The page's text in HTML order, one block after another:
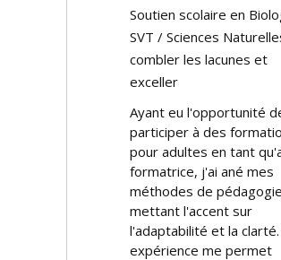
Soutien scolaire en
SVT / Sciences
combler les lacunes et
exceller
Ayant eu l'opportunité
participer à des
pour adultes en tant
formatrice, j'ai affiné mes
méthodes de
mettant l'accent sur
l'adaptabilité et la
expérience me permet